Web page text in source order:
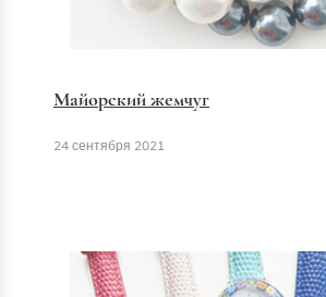
Майорский жемчуг
24 сентября 2021